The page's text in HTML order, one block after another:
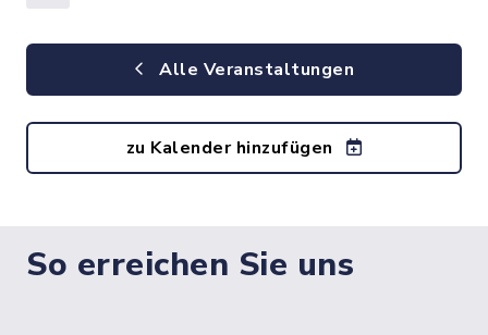
Alle Veranstaltungen
zu Kalender hinzufügen
So erreichen Sie uns